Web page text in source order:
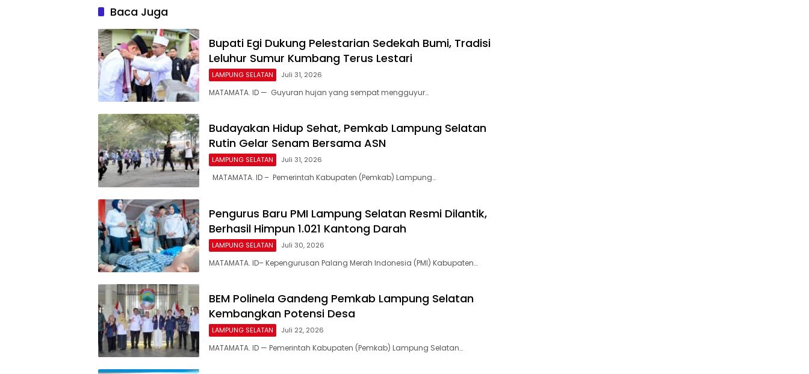
Baca Juga
Bupati Egi Dukung Pelestarian Sedekah Bumi, Tradisi
Leluhur Sumur Kumbang Terus Lestari
LAMPUNG SELATAN Juli 31, 2026
MATAMATA. ID — Guyuran hujan yang sempat mengguyur…
Budayakan Hidup Sehat, Pemkab Lampung Selatan
Rutin Gelar Senam Bersama ASN
LAMPUNG SELATAN Juli 31, 2026
MATAMATA. ID – Pemerintah Kabupaten (Pemkab) Lampung…
Pengurus Baru PMI Lampung Selatan Resmi Dilantik,
Berhasil Himpun 1.021 Kantong Darah
LAMPUNG SELATAN Juli 30, 2026
MATAMATA. ID– Kepengurusan Palang Merah Indonesia (PMI) Kabupaten…
BEM Polinela Gandeng Pemkab Lampung Selatan
Kembangkan Potensi Desa
LAMPUNG SELATAN Juli 22, 2026
MATAMATA. ID — Pemerintah Kabupaten (Pemkab) Lampung Selatan…